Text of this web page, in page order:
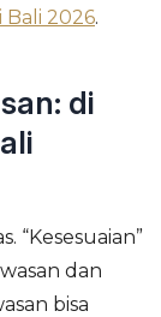
2026.
di
“Kesesuaian”
dan
bisa